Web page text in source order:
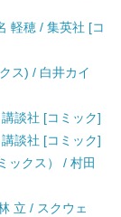
軽穂 / 集英社 [コ
ス) / 白井カイ
談社 [コミック]
談社 [コミック]
ックス） / 村田
立 / スクウェ